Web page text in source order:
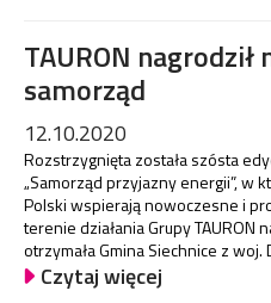
TAURON
samorząd
12.10.2020
Rozstrzygnięta została szósta
„Samorząd przyjazny energii”, w
Polski wspierają nowoczesne i
terenie działania Grupy TAURON
otrzymała Gmina Siechnice z
Czytaj więcej